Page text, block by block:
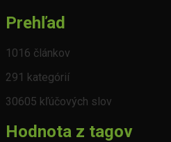
Prehľad
1016 článkov
291 kategórií
30605 kľúčových slov
Hodnota z tagov